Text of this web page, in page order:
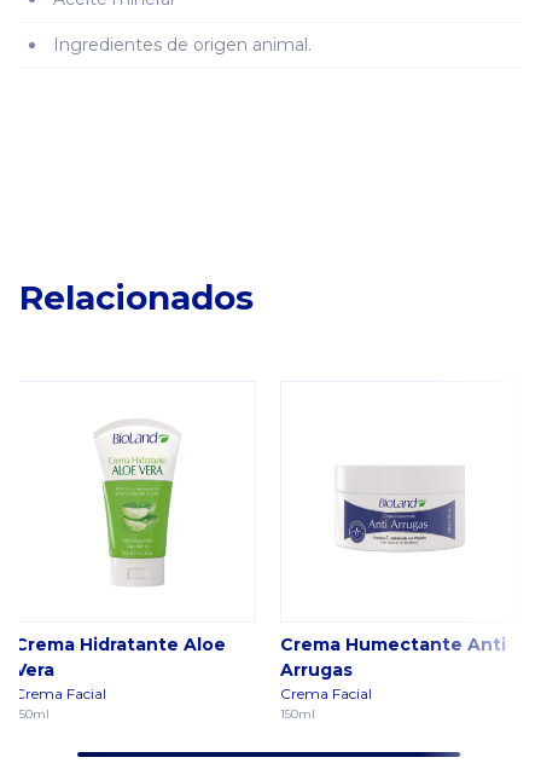
Ingredientes de origen animal.
Relacionados
Crema Hidratante Aloe
Vera
Crema Facial
150ml
Crema Humectante Anti
Arrugas
Crema Facial
150ml